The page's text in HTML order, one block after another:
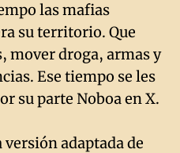
las mafias
su territorio. Que
mover droga, armas y
Ese tiempo se les
su parte Noboa en X.
versión adaptada de